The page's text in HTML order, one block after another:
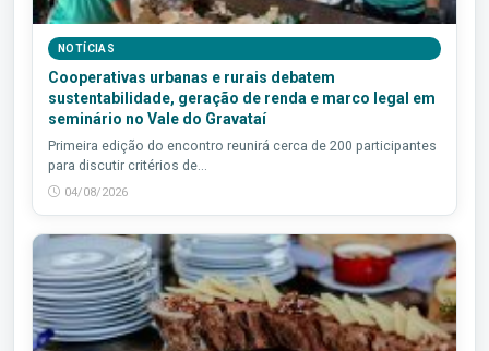
NOTÍCIAS
Cooperativas urbanas e rurais debatem
sustentabilidade, geração de renda e marco legal em
seminário no Vale do Gravataí
Primeira edição do encontro reunirá cerca de 200 participantes
para discutir critérios de...
04/08/2026